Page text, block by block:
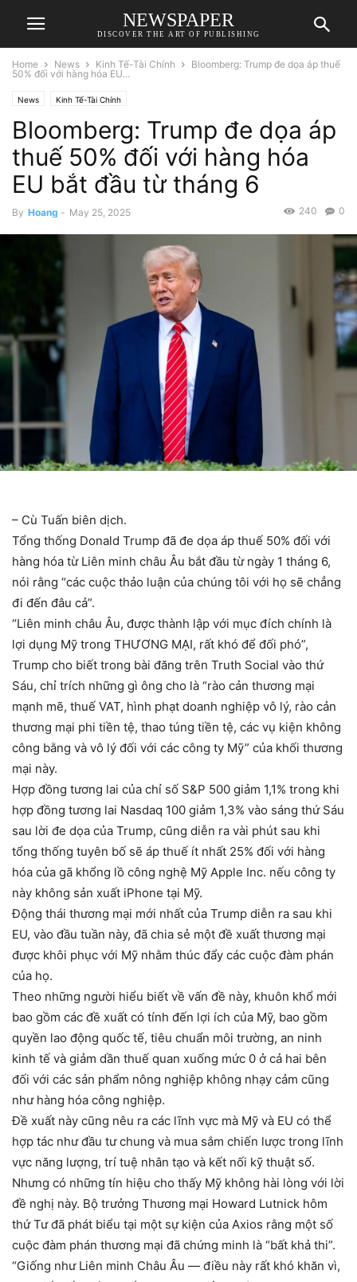
NEWSPAPER
DISCOVER THE ART OF PUBLISHING
Home News Kinh Tế-Tài Chính
Bloomberg: Trump đe dọa áp thuế
50% đối với hàng hóa EU...
News Kinh Tế-Tài Chính
Bloomberg: Trump đe dọa áp
thuế 50% đối với hàng hóa
EU bắt đầu từ tháng 6
By Hoang - May 25, 2025 0
240
– Cù Tuấn biên dịch.
Tổng thống Donald Trump đã đe dọa áp thuế 50% đối với
hàng hóa từ Liên minh châu Âu bắt đầu từ ngày 1 tháng 6,
nói rằng “các cuộc thảo luận của chúng tôi với họ sẽ chẳng
đi đến đâu cả”.
“Liên minh châu Âu, được thành lập với mục đích chính là
lợi dụng Mỹ trong THƯƠNG MẠI, rất khó để đối phó”,
Trump cho biết trong bài đăng trên Truth Social vào thứ
Sáu, chỉ trích những gì ông cho là “rào cản thương mại
mạnh mẽ, thuế VAT, hình phạt doanh nghiệp vô lý, rào cản
thương mại phi tiền tệ, thao túng tiền tệ, các vụ kiện không
công bằng và vô lý đối với các công ty Mỹ” của khối thương
mại này.
Hợp đồng tương lai của chỉ số S&P 500 giảm 1,1% trong khi
hợp đồng tương lai Nasdaq 100 giảm 1,3% vào sáng thứ Sáu
sau lời đe dọa của Trump, cũng diễn ra vài phút sau khi
tổng thống tuyên bố sẽ áp thuế ít nhất 25% đối với hàng
hóa của gã khổng lồ công nghệ Mỹ Apple Inc. nếu công ty
này không sản xuất iPhone tại Mỹ.
Động thái thương mại mới nhất của Trump diễn ra sau khi
EU, vào đầu tuần này, đã chia sẻ một đề xuất thương mại
được khôi phục với Mỹ nhằm thúc đẩy các cuộc đàm phán
của họ.
Theo những người hiểu biết về vấn đề này, khuôn khổ mới
bao gồm các đề xuất có tính đến lợi ích của Mỹ, bao gồm
quyền lao động quốc tế, tiêu chuẩn môi trường, an ninh
kinh tế và giảm dần thuế quan xuống mức 0 ở cả hai bên
đối với các sản phẩm nông nghiệp không nhạy cảm cũng
như hàng hóa công nghiệp.
Đề xuất này cũng nêu ra các lĩnh vực mà Mỹ và EU có thể
hợp tác như đầu tư chung và mua sắm chiến lược trong lĩnh
vực năng lượng, trí tuệ nhân tạo và kết nối kỹ thuật số.
Nhưng có những tín hiệu cho thấy Mỹ không hài lòng với lời
đề nghị này. Bộ trưởng Thương mại Howard Lutnick hôm
thứ Tư đã phát biểu tại một sự kiện của Axios rằng một số
cuộc đàm phán thương mại đã chứng minh là “bất khả thi”.
“Giống như Liên minh Châu Âu — điều này rất khó khăn vì,